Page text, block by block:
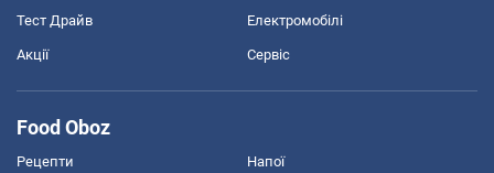
Тест Драйв Електромобілі
Акції Сервіс
Food Oboz
Рецепти Напої